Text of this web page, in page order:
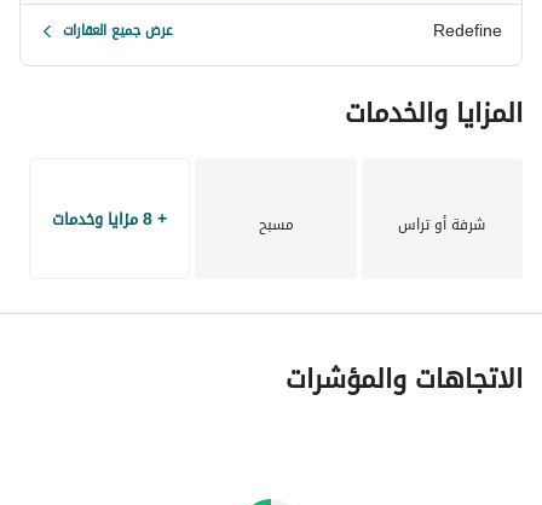
Redefine عرض جميع العقارات
المزايا والخدمات
شرفة أو تراس مسبح + 8 مزايا وخدمات
الاتجاهات والمؤشرات